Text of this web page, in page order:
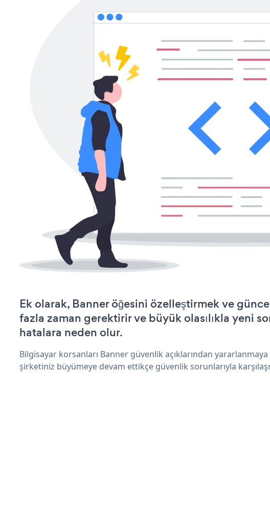
Ek olarak, Banner öğesini özelleştirmek ve
fazla zaman gerektirir ve büyük olasılıkla yeni
hatalara neden olur.
Bilgisayar korsanları Banner güvenlik açıklarından
şirketiniz büyümeye devam ettikçe güvenlik sorunlarıyla